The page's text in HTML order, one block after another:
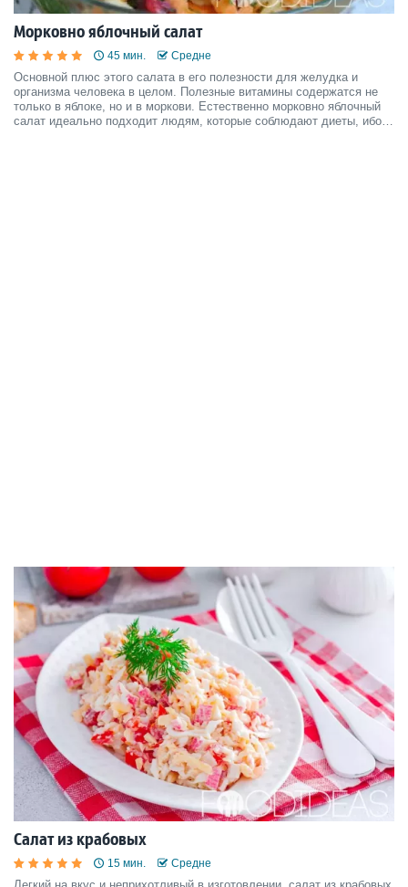
Морковно яблочный салат
45 мин. Средне
Основной плюс этого салата в его полезности для желудка и
организма человека в целом. Полезные витамины содержатся не
только в яблоке, но и в моркови. Естественно морковно яблочный
салат идеально подходит людям, которые соблюдают диеты, ибо
Салат из крабовых
15 мин. Средне